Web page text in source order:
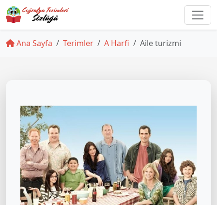
Ana Sayfa Terimler A Harfi Aile turizmi